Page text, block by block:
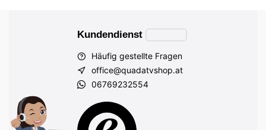
Kundendienst
Häufig gestellte Fragen
office@quadatvshop.at
06769232554